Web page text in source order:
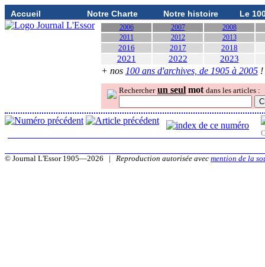
Accueil Notre Charte Notre histoire Le
2006 2007
2008
2011
2012 2013
2016 2017 2018
2021 2022 2023
+ nos 100 ans d'archives, de 1905 à 2005 !
Rechercher un seul mot dans les articles :
© Journal L'Essor 1905—2026 | Reproduction autorisée avec mention de la